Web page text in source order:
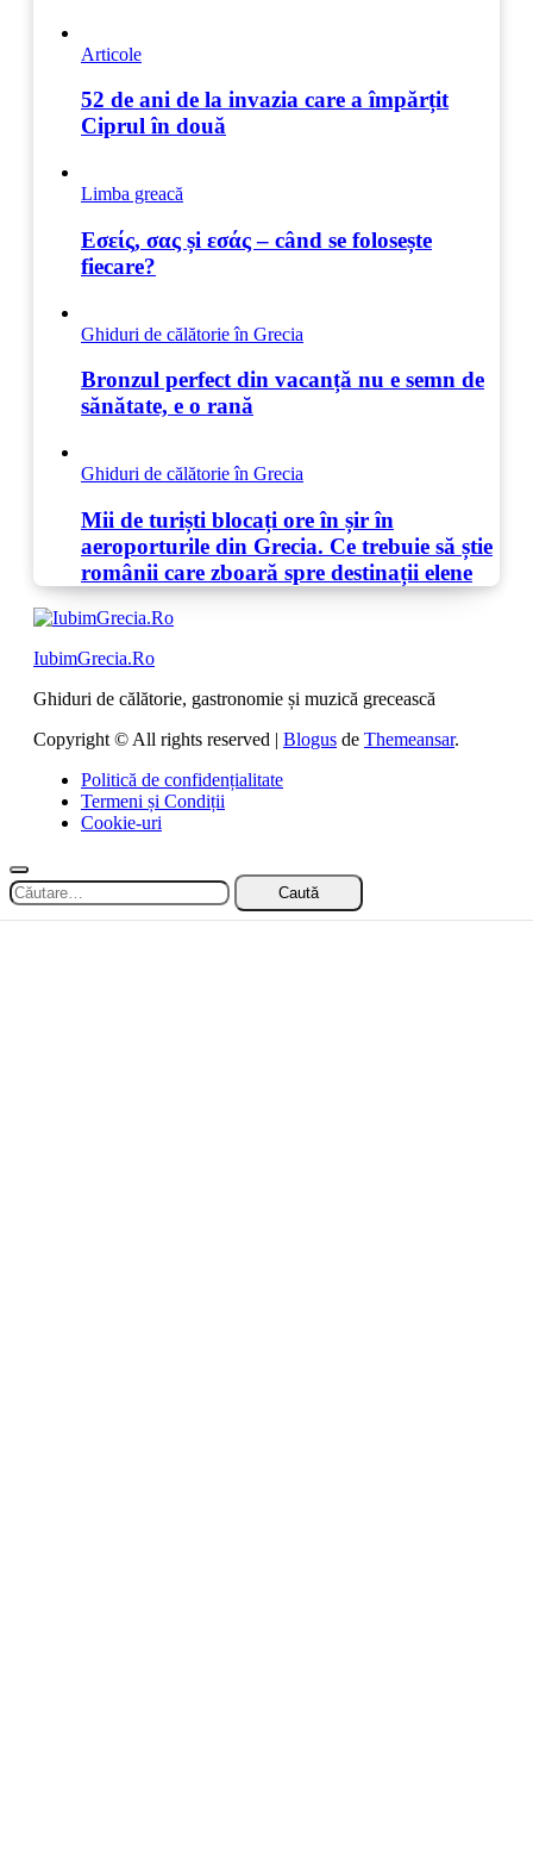
Articole
52 de ani de la invazia care a împărțit
Ciprul în două
Limba greacă
Εσείς, σας și εσάς – când se folosește
fiecare?
Ghiduri de călătorie în Grecia
Bronzul perfect din vacanță nu e semn de
sănătate, e o rană
Ghiduri de călătorie în Grecia
Mii de turiști blocați ore în șir în
aeroporturile din Grecia. Ce trebuie să știe
românii care zboară spre destinații elene
IubimGrecia.Ro
Ghiduri de călătorie, gastronomie și muzică grecească
Copyright © All rights reserved | Blogus de Themeansar.
Politică de confidențialitate
Termeni și Condiții
Cookie-uri
Caută
după: